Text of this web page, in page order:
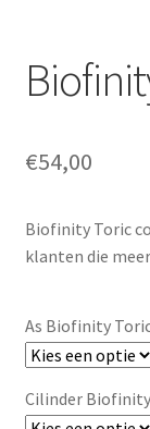
€54,00
Biofinity Toric
klanten die
As Biofinity
Cilinder